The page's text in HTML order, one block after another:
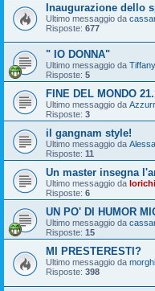
Inaugurazione dello
Ultimo messaggio da
Risposte: 677
" IO DONNA"
Ultimo messaggio da Tiffany
Risposte: 5
FINE DEL MONDO
Ultimo messaggio da
Risposte: 3
il gangnam style!
Ultimo messaggio da
Risposte: 11
Un master insegna
Ultimo messaggio da lorichi
Risposte: 6
UN PO' DI HUMOR
Ultimo messaggio da
Risposte: 15
MI PRESTERESTI?
Ultimo messaggio da
Risposte: 398